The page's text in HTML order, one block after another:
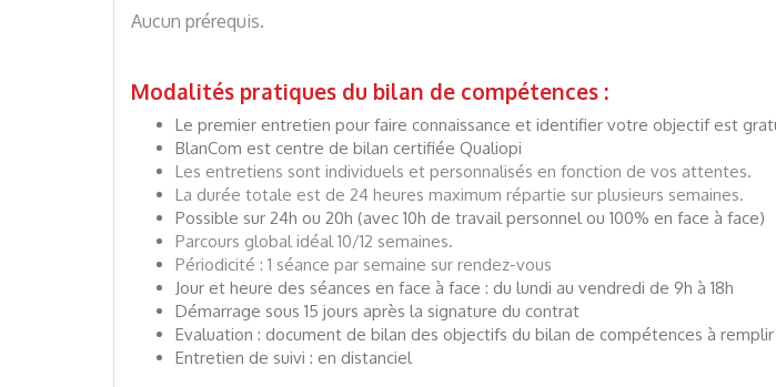
Aucun prérequis.
Modalités pratiques du bilan de compétences :
Le premier entretien pour faire connaissance et identifier votre objectif est
BlanCom est centre de bilan certifiée Qualiopi
Les entretiens sont individuels et personnalisés en fonction de vos attentes.
La durée totale est de 24 heures maximum répartie sur plusieurs semaines.
Possible sur 24h ou 20h (avec 10h de travail personnel ou 100% en face à face)
Parcours global idéal 10/12 semaines.
Périodicité : 1 séance par semaine sur rendez-vous
Jour et heure des séances en face à face : du lundi au vendredi de 9h à 18h
Démarrage sous 15 jours après la signature du contrat
Evaluation : document de bilan des objectifs du bilan de compétences à remplir
Entretien de suivi : en distanciel